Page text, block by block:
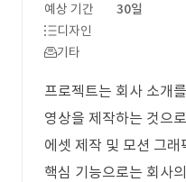
예상 기간
30일
디자인
기타
프로젝트는 회사 소개
영상을 제작하는 것으
에셋 제작 및 모션 그
핵심 기능으로는 회사